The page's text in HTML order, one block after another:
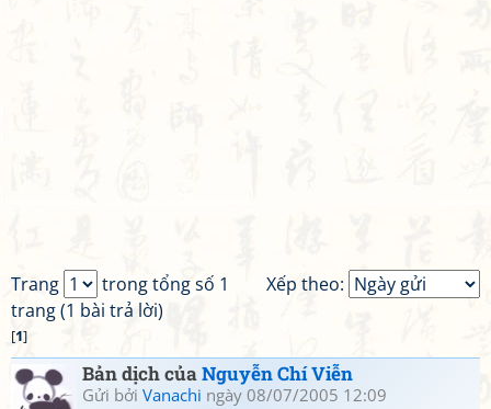
Xếp theo:
Trang
trong tổng số 1
trang (1 bài trả lời)
[1]
Bản dịch củaNguyễn Chí Viễn
Gửi bởi Vanachi ngày 08/07/2005 12:09